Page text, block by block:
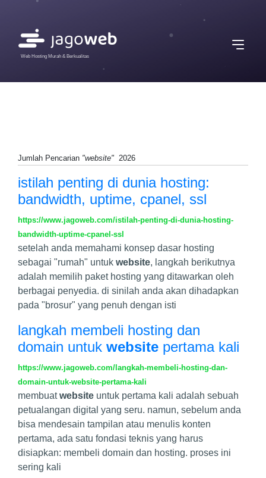
Web Hosting Murah & Berkualitas
Jumlah Pencarian "website" 2026
istilah penting di dunia hosting:
bandwidth, uptime, cpanel, ssl
https://www.jagoweb.com/istilah-penting-di-dunia-hosting-
bandwidth-uptime-cpanel-ssl
setelah anda memahami konsep dasar hosting
sebagai "rumah" untuk website, langkah berikutnya
adalah memilih paket hosting yang ditawarkan oleh
berbagai penyedia. di sinilah anda akan dihadapkan
pada "brosur" yang penuh dengan isti
langkah membeli hosting dan
domain untuk website pertama kali
https://www.jagoweb.com/langkah-membeli-hosting-dan-
domain-untuk-website-pertama-kali
membuatwebsite untuk pertama kali adalah sebuah
petualangan digital yang seru. namun, sebelum anda
bisa mendesain tampilan atau menulis konten
pertama, ada satu fondasi teknis yang harus
disiapkan: membeli domain dan hosting. proses ini
sering kali